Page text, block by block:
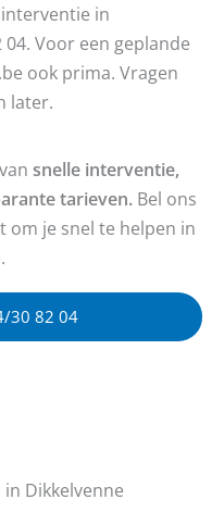
in
Voor een geplande
ook prima. Vragen
later.
snelle interventie,
tarieven. Bel ons
om je snel te helpen in
30 82 04
Dikkelvenne